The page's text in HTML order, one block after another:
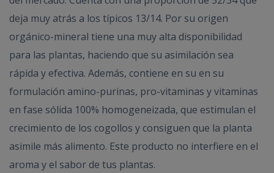
deja muy atrás a los típicos 13/14. Por su origen
orgánico-mineral tiene una muy alta disponibilidad
para las plantas, haciendo que su asimilación sea
rápida y efectiva. Además, contiene en su en su
formulación amino-purinas, pro-vitaminas y vitaminas
en fase sólida 100% homogeneizada, que estimulan el
crecimiento de los cogollos y consiguen que la planta
asimile más alimento. Este producto no interfiere en el
aroma y el sabor de tus plantas.